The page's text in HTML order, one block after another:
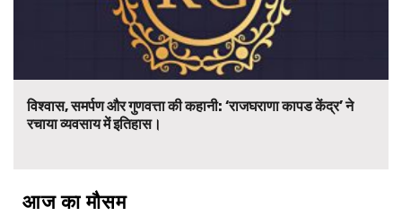
विश्वास, समर्पण और गुणवत्ता की कहानी: ‘राजघराणा कापड केंद्र’ ने
रचाया व्यवसाय में इतिहास।
आज का मौसम